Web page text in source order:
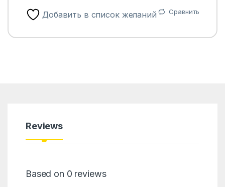
Добавить в список желаний Сравнить
Reviews
Based on 0 reviews